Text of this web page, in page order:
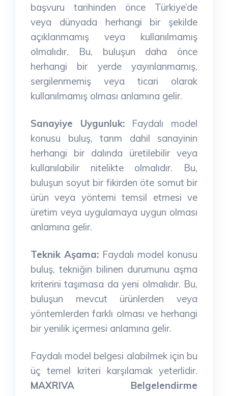
başvuru tarihinden önce Türkiye’de
veya dünyada herhangi bir şekilde
açıklanmamış veya kullanılmamış
olmalıdır. Bu, buluşun daha önce
herhangi bir yerde yayınlanmamış,
sergilenmemiş veya ticari olarak
kullanılmamış olması anlamına gelir.
Sanayiye Uygunluk:Faydalı model
konusu buluş, tarım dahil sanayinin
herhangi bir dalında üretilebilir veya
kullanılabilir nitelikte olmalıdır. Bu,
buluşun soyut bir fikirden öte somut bir
ürün veya yöntemi temsil etmesi ve
üretim veya uygulamaya uygun olması
anlamına gelir.
Teknik Aşama: Faydalı model konusu
buluş, tekniğin bilinen durumunu aşma
kriterini taşımasa da yeni olmalıdır. Bu,
buluşun mevcut ürünlerden veya
yöntemlerden farklı olması ve herhangi
bir yenilik içermesi anlamına gelir.
Faydalı model belgesi alabilmek için bu
üç temel kriteri karşılamak yeterlidir.
MAXRIVA Belgelendirme